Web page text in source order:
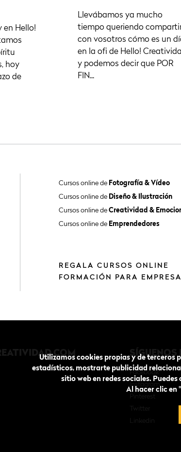
en Hello!
hoy
de
Llevábamos ya mucho
tiempo queriendo
con vosotros cómo es un
en la ofi de Hello!
y podemos decir que POR
FIN...
Cursos online de Fotografía & Vídeo
Cursos online de Diseño & Ilustración
Cursos online de Creatividad &
Cursos online de Emprendedores
REGALA CURSOS ONLINE
FORMACIÓN PARA
SÍGUENOS
Facebook
Instagram
Pinterest
Twitter
Linkedin
Utilizamos cookies propias y de terceros
estadísticos, mostrarte publicidad
sitio web en redes sociales.
Al hacer clic en